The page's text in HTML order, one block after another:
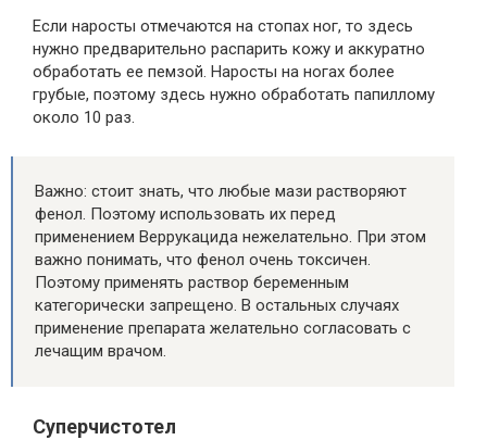
Если наросты отмечаются на стопах ног, то здесь
нужно предварительно распарить кожу и аккуратно
обработать ее пемзой. Наросты на ногах более
грубые, поэтому здесь нужно обработать папиллому
около 10 раз.
Важно: стоит знать, что любые мази растворяют
фенол. Поэтому использовать их перед
применением Веррукацида нежелательно. При этом
важно понимать, что фенол очень токсичен.
Поэтому применять раствор беременным
категорически запрещено. В остальных случаях
применение препарата желательно согласовать с
лечащим врачом.
Суперчистотел